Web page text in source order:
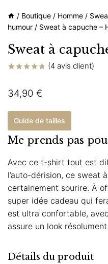
/ Boutique / Homme /
humour / Sweat à capuche –
Sweat à
sur
notations
(4 avis client)
34,90 €
Guide de tailles
Me prends pas
Avec ce t-shirt tout est
l’auto-dérision, ce sweat
certainement sourire. À
super idée cadeau qui
est ultra confortable,
assure un look
Détails du produit